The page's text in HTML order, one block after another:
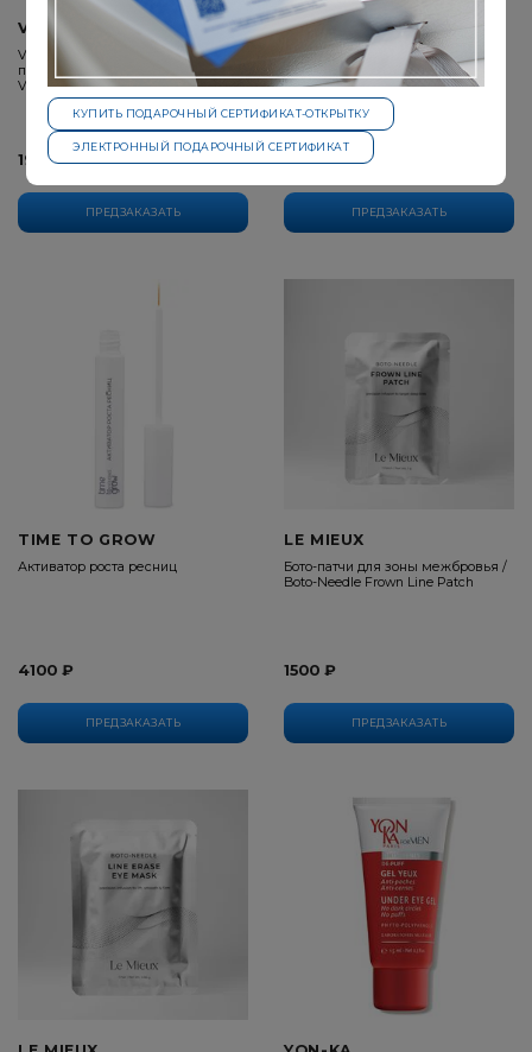
ПРЕДЗАКАЗАТЬ
VERAMORE
VERAMORE Бальзам для губ
пигментированный Glamour Rose
Vegan Lip Balm
1950 ₽
ПРЕДЗАКАЗАТЬ
TIME TO GROW
Активатор роста бровей
4350 ₽
ПРЕДЗАКАЗАТЬ
TIME TO GROW
Активатор роста ресниц
4100 ₽
ПРЕДЗАКАЗАТЬ
LE MIEUX
Бото-патчи для зоны межбровья /
Boto-Needle Frown Line Patch
1500 ₽
КУПИТЬ ПОДАРОЧНЫЙ СЕРТИФИКАТ-ОТКРЫТКУ
ЭЛЕКТРОННЫЙ ПОДАРОЧНЫЙ СЕРТИФИКАТ